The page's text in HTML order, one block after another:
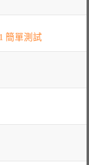
簡單測試